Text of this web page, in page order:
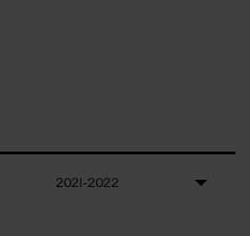
2021-2022